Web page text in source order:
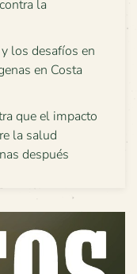
la
los desafíos en
en Costa
que el impacto
la salud
después